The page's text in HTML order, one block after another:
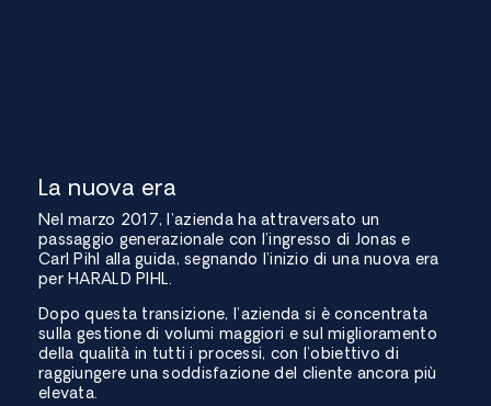
La nuova era
Nel marzo 2017, l’azienda ha attraversato un
passaggio generazionale con l’ingresso di Jonas e
Carl Pihl alla guida, segnando l’inizio di una nuova era
per HARALD PIHL.
Dopo questa transizione, l’azienda si è concentrata
sulla gestione di volumi maggiori e sul miglioramento
della qualità in tutti i processi, con l’obiettivo di
raggiungere una soddisfazione del cliente ancora più
elevata.